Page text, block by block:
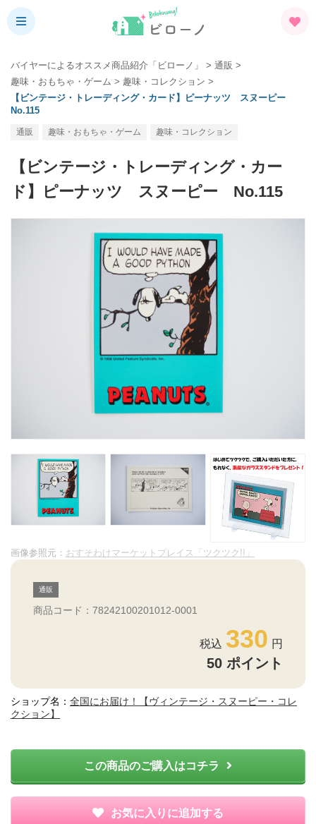
バイヤーによるオススメ商品紹介「ビローノ」 > 通販 >
趣味・おもちゃ・ゲーム > 趣味・コレクション >
【ビンテージ・トレーディング・カード】ピーナッツ スヌーピー
No.115
通販 趣味・おもちゃ・ゲーム 趣味・コレクション
【ビンテージ・トレーディング・カー
ド】ピーナッツ スヌーピー No.115
画像参照元： おすそわけマーケットプレイス「ツクツク!!」
通販
商品コード：78242100201012-0001
330
50 ポイント
ショップ名： 全国にお届け！【ヴィンテージ・スヌーピー・コレ
クション】
この商品のご購入はコチラ
お気に入りに追加する